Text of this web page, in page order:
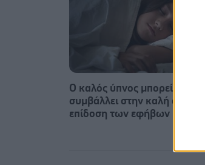
Ο καλός ύπνος μπορεί να
συμβάλλει στην καλή σχολική
επίδοση των εφήβων